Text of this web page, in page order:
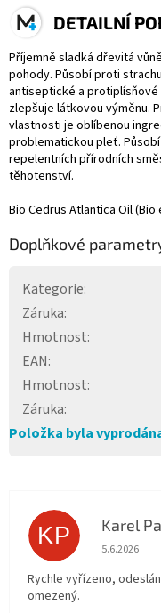
DETAILNÍ
Příjemně sladká dřevitá
pohody. Působí proti
antiseptické a
zlepšuje látkovou výměnu.
vlastnosti je oblíbenou
problematickou pleť.
repelentních přírodních
těhotenství.
Bio Cedrus Atlantica Oil
Doplňkové
Kategorie:
Záruka:
Hmotnost:
EAN:
Hmotnost:
Záruka:
Položka byla
KP Karel
Hodnocení
5.6.2026
Rychle vyřízeno,
omezený.